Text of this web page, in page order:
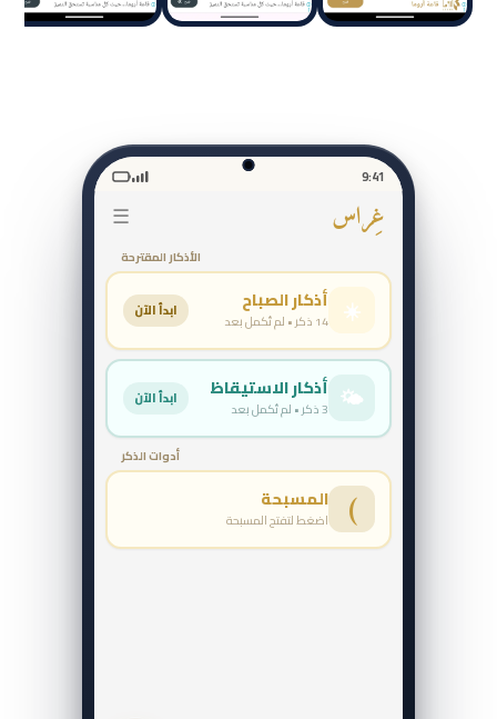
9:41
غِراس ☰
الأذكار المقترحة
☀️ أذكار الصباح
14 ذكر • لم تُكمل بعد ابدأ الآن
🌤️ أذكار الاستيقاظ
3 ذكر • لم تُكمل بعد ابدأ الآن
أدوات الذكر
) المسبحة
اضغط لتفتح المسبحة